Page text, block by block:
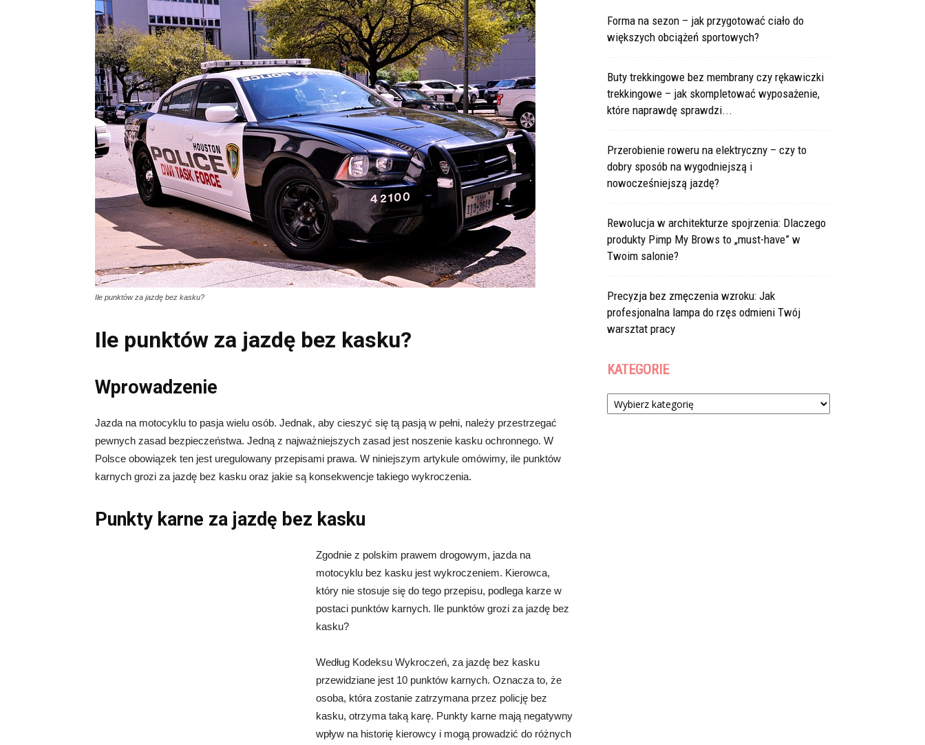
Ile punktów za jazdę bez kasku?
Ile punktów za jazdę bez kasku?
Wprowadzenie
Jazda na motocyklu to pasja wielu osób. Jednak, aby cieszyć się tą pasją w pełni, należy przestrzegać
pewnych zasad bezpieczeństwa. Jedną z najważniejszych zasad jest noszenie kasku ochronnego. W
Polsce obowiązek ten jest uregulowany przepisami prawa. W niniejszym artykule omówimy, ile punktów
karnych grozi za jazdę bez kasku oraz jakie są konsekwencje takiego wykroczenia.
Punkty karne za jazdę bez kasku
Zgodnie z polskim prawem drogowym, jazda na
motocyklu bez kasku jest wykroczeniem. Kierowca,
który nie stosuje się do tego przepisu, podlega karze w
postaci punktów karnych. Ile punktów grozi za jazdę bez
kasku?
Według Kodeksu Wykroczeń, za jazdę bez kasku
przewidziane jest 10 punktów karnych. Oznacza to, że
osoba, która zostanie zatrzymana przez policję bez
kasku, otrzyma taką karę. Punkty karne mają negatywny
wpływ na historię kierowcy i mogą prowadzić do różnych
Forma na sezon – jak przygotować ciało do
większych obciążeń sportowych?
Buty trekkingowe bez membrany czy rękawiczki
trekkingowe – jak skompletować wyposażenie,
które naprawdę sprawdzi...
Przerobienie roweru na elektryczny – czy to
dobry sposób na wygodniejszą i
nowocześniejszą jazdę?
Rewolucja w architekturze spojrzenia: Dlaczego
produkty Pimp My Brows to „must-have” w
Twoim salonie?
Precyzja bez zmęczenia wzroku: Jak
profesjonalna lampa do rzęs odmieni Twój
warsztat pracy
KATEGORIE
Kategorie